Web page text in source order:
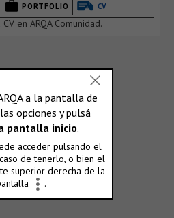
PORTFOLIO CV
en ARQA Comunidad.